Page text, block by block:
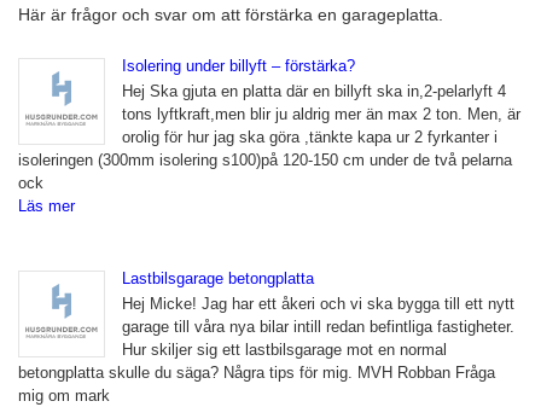
Här är frågor och svar om att förstärka en garageplatta.
Isolering under billyft – förstärka?
Hej Ska gjuta en platta där en billyft ska in,2-pelarlyft 4
tons lyftkraft,men blir ju aldrig mer än max 2 ton. Men, är
orolig för hur jag ska göra ,tänkte kapa ur 2 fyrkanter i
isoleringen (300mm isolering s100)på 120-150 cm under de två pelarna
ock
Läs mer
Lastbilsgarage betongplatta
Hej Micke! Jag har ett åkeri och vi ska bygga till ett nytt
garage till våra nya bilar intill redan befintliga fastigheter.
Hur skiljer sig ett lastbilsgarage mot en normal
betongplatta skulle du säga? Några tips för mig. MVH Robban Fråga
mig om mark